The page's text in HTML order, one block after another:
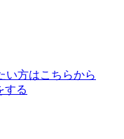
い方はこちらから
する